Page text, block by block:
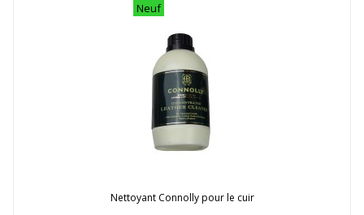
Neuf
Nettoyant Connolly pour le cuir